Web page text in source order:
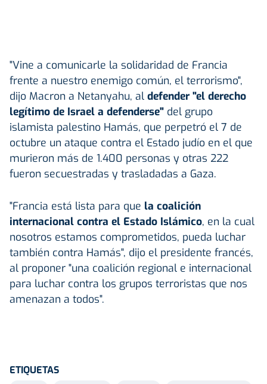
"Vine a comunicarle la solidaridad de Francia
frente a nuestro enemigo común, el terrorismo",
dijo Macron a Netanyahu, al defender "el derecho
legítimo de Israel a defenderse" del grupo
islamista palestino Hamás, que perpetró el 7 de
octubre un ataque contra el Estado judío en el que
murieron más de 1.400 personas y otras 222
fueron secuestradas y trasladadas a Gaza.
"Francia está lista para que la coalición
internacional contra el Estado Islámico, en la cual
nosotros estamos comprometidos, pueda luchar
también contra Hamás", dijo el presidente francés,
al proponer "una coalición regional e internacional
para luchar contra los grupos terroristas que nos
amenazan a todos".
ETIQUETAS